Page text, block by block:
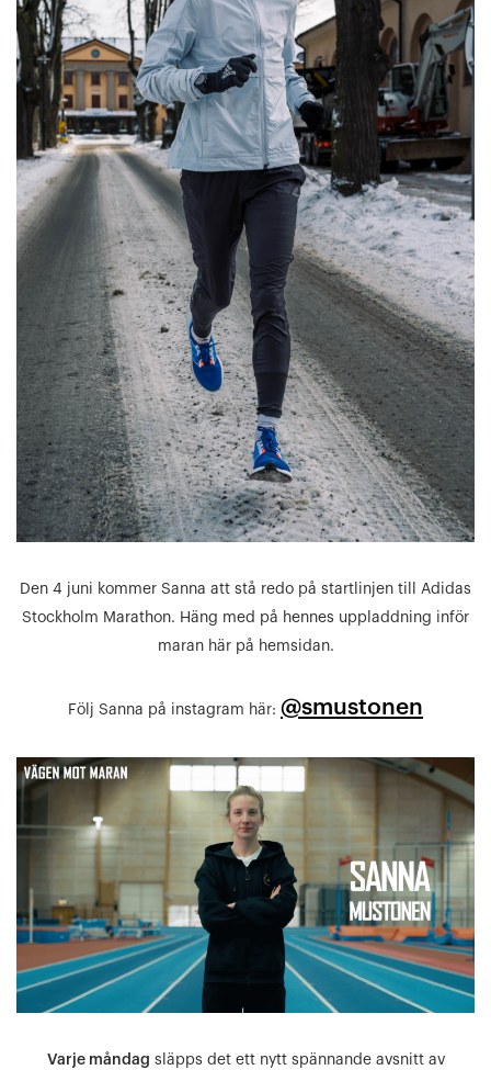
Den 4 juni kommer Sanna att stå redo på startlinjen till Adidas
Stockholm Marathon. Häng med på hennes uppladdning inför
maran här på hemsidan.
Följ Sanna på instagram här: @smustonen
Varje måndag släpps det ett nytt spännande avsnitt av